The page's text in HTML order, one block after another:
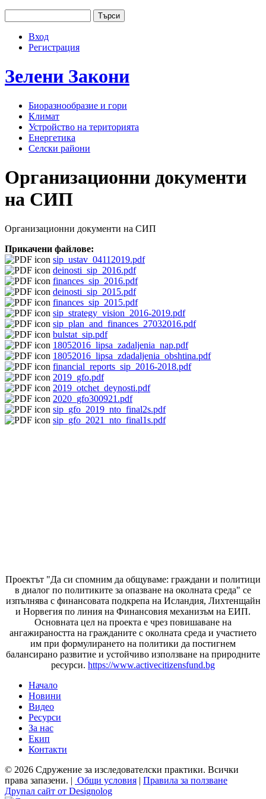
User menu
Вход
Регистрация
Зелени Закони
Биоразнообразие и гори
Климат
Устройство на територията
Енергетика
Селски райони
Организационни документи
на СИП
Организационни документи на СИП
Прикачени файлове:
sip_ustav_04112019.pdf
deinosti_sip_2016.pdf
finances_sip_2016.pdf
deinosti_sip_2015.pdf
finances_sip_2015.pdf
sip_strategy_vision_2016-2019.pdf
sip_plan_and_finances_27032016.pdf
bulstat_sip.pdf
18052016_lipsa_zadaljenia_nap.pdf
18052016_lipsa_zdadaljenia_obshtina.pdf
financial_reports_sip_2016-2018.pdf
2019_gfo.pdf
2019_otchet_deynosti.pdf
2020_gfo300921.pdf
sip_gfo_2019_nto_final2s.pdf
sip_gfo_2021_nto_final1s.pdf
Проектът "Да си спомним да общуваме: граждани и политици
в диалог по политиките за опазване на околната среда" се
изпълнява с финансовата подкрепа на Исландия, Лихтенщайн
и Норвегия по линия на Финансовия механизъм на ЕИП.
Основната цел на проекта е чрез повишаване на
ангажираността на гражданите с околната среда и участието
им при формулирането на политики да постигнем
балансирано развитие и устойчиво използване на природните
ресурси. https://www.activecitizensfund.bg
Основно меню
Начало
Новини
Видео
Ресурси
За нас
Екип
Контакти
© 2026 Сдружение за изследователски практики. Всички
права запазени. | Общи условия | Правила за ползване
Друпал сайт от Designolog